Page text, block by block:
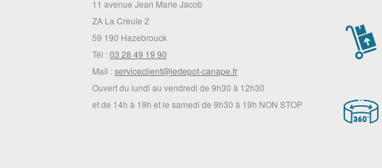
11 avenue Jean Marie Jacob
ZA La Creule 2
59 190 Hazebrouck
Tél :03 28 49 19 90
Mail :serviceclient@ledepot-canape.fr
Ouvert du lundi au vendredi de 9h30 à 12h30
et de 14h à 19h et le samedi de 9h30 à 19h NON STOP